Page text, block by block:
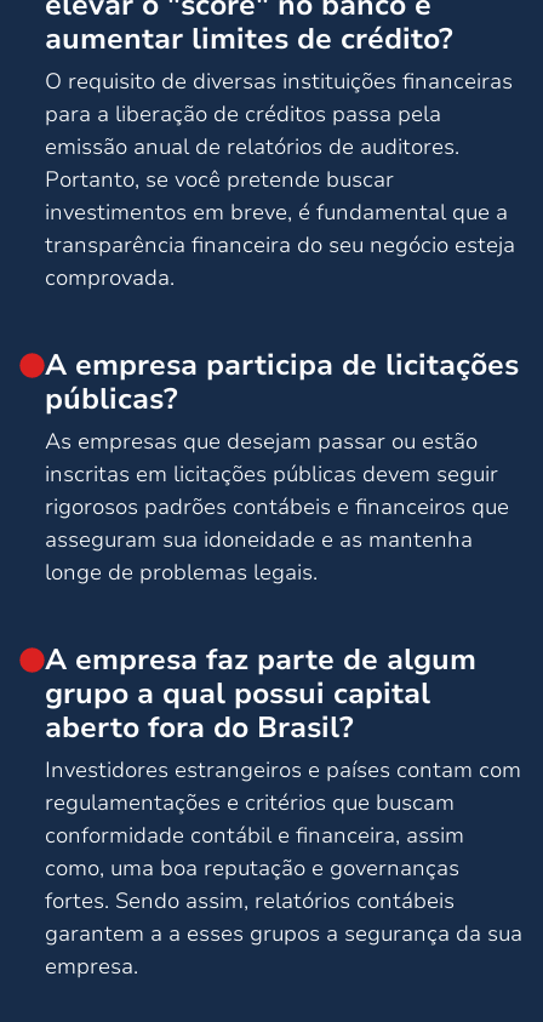
aumentar limites de crédito?
O requisito de diversas instituições financeiras
para a liberação de créditos passa pela
emissão anual de relatórios de auditores.
Portanto, se você pretende buscar
investimentos em breve, é fundamental que a
transparência financeira do seu negócio esteja
comprovada.
A empresa participa de licitações
públicas?
As empresas que desejam passar ou estão
inscritas em licitações públicas devem seguir
rigorosos padrões contábeis e financeiros que
asseguram sua idoneidade e as mantenha
longe de problemas legais.
A empresa faz parte de algum
grupo a qual possui capital
aberto fora do Brasil?
Investidores estrangeiros e países contam com
regulamentações e critérios que buscam
conformidade contábil e financeira, assim
como, uma boa reputação e governanças
fortes. Sendo assim, relatórios contábeis
garantem a a esses grupos a segurança da sua
empresa.